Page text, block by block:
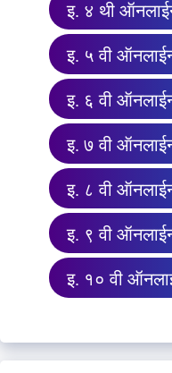
इ. ४ थी
इ. ५ वी
इ. ६ वी
इ. ७ वी
इ. ८ वी
इ. ९ वी
इ. १० वी